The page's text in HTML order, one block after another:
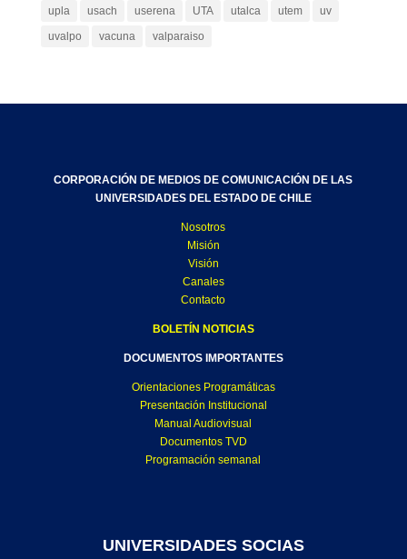
upla
usach userena UTA utalca utem
uv
uvalpo
vacuna valparaiso
CORPORACIÓN DE MEDIOS DE COMUNICACIÓN DE LAS
UNIVERSIDADES DEL ESTADO DE CHILE
Nosotros
Misión
Visión
Canales
Contacto
BOLETÍN NOTICIAS
DOCUMENTOS IMPORTANTES
Orientaciones Programáticas
Presentación Institucional
Manual Audiovisual
Documentos TVD
Programación semanal
UNIVERSIDADES SOCIAS